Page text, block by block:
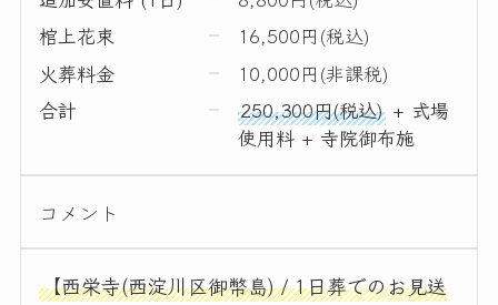
棺上花束
16,500円(税込)
火葬料金
10,000円(非課税)
合計
250,300円(税込)+ 式場
使用料 + 寺院御布施
コメント
【西栄寺(西淀川区御幣島) / 1日葬でのお見送